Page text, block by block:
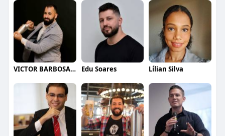
VICTOR BARBOSA QUARANTA Edu Soares Lílian Silva